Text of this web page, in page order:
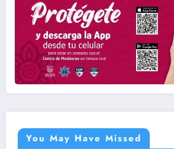
You May Have Missed